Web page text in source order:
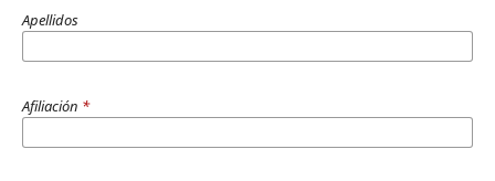
Apellidos
Afiliación *